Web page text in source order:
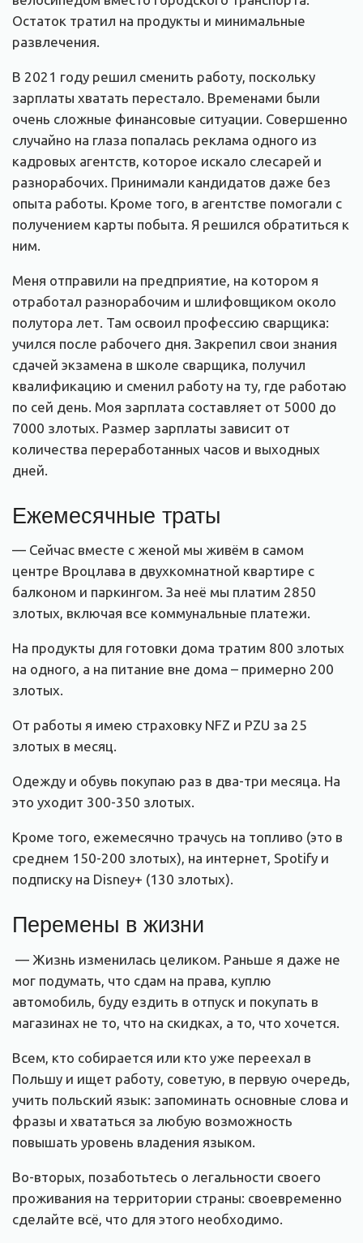
Остаток тратил на продукты и минимальные
развлечения.
В 2021 году решил сменить работу, поскольку
зарплаты хватать перестало. Временами были
очень сложные финансовые ситуации. Совершенно
случайно на глаза попалась реклама одного из
кадровых агентств, которое искало слесарей и
разнорабочих. Принимали кандидатов даже без
опыта работы. Кроме того, в агентстве помогали с
получением карты побыта. Я решился обратиться к
ним.
Меня отправили на предприятие, на котором я
отработал разнорабочим и шлифовщиком около
полутора лет. Там освоил профессию сварщика:
учился после рабочего дня. Закрепил свои знания
сдачей экзамена в школе сварщика, получил
квалификацию и сменил работу на ту, где работаю
по сей день. Моя зарплата составляет от 5000 до
7000 злотых. Размер зарплаты зависит от
количества переработанных часов и выходных
дней.
Ежемесячные траты
— Сейчас вместе с женой мы живём в самом
центре Вроцлава в двухкомнатной квартире с
балконом и паркингом. За неё мы платим 2850
злотых, включая все коммунальные платежи.
На продукты для готовки дома тратим 800 злотых
на одного, а на питание вне дома – примерно 200
злотых.
От работы я имею страховку NFZ и PZU за 25
злотых в месяц.
Одежду и обувь покупаю раз в два-три месяца. На
это уходит 300-350 злотых.
Кроме того, ежемесячно трачусь на топливо (это в
среднем 150-200 злотых), на интернет, Spotify и
подписку на Disney+ (130 злотых).
Перемены в жизни
— Жизнь изменилась целиком. Раньше я даже не
мог подумать, что сдам на права, куплю
автомобиль, буду ездить в отпуск и покупать в
магазинах не то, что на скидках, а то, что хочется.
Всем, кто собирается или кто уже переехал в
Польшу и ищет работу, советую, в первую очередь,
учить польский язык: запоминать основные слова и
фразы и хвататься за любую возможность
повышать уровень владения языком.
Во-вторых, позаботьтесь о легальности своего
проживания на территории страны: своевременно
сделайте всё, что для этого необходимо.